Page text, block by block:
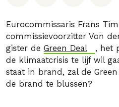
Eurocommissaris Frans
commissievoorzitter Von
gister de Green Deal
, het
de klimaatcrisis te lijf wil
staat in brand, zal de
de brand te blussen?